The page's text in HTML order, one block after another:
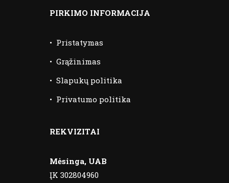
PIRKIMO INFORMACIJA
• Pristatymas
• Grąžinimas
• Slapukų politika
• Privatumo politika
REKVIZITAI
Mėsinga, UAB
ĮK 302804960